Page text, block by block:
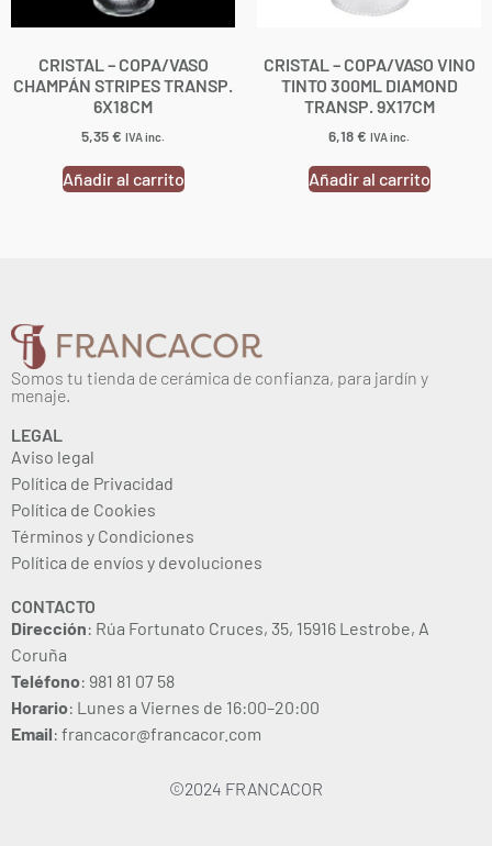
CRISTAL – COPA/VASO
CHAMPÁN STRIPES TRANSP.
6X18CM
5,35€ IVA inc.
Añadir al carrito
CRISTAL – COPA/VASO VINO
TINTO 300ML DIAMOND
TRANSP. 9X17CM
6,18€ IVA inc.
Añadir al carrito
Somos tu tienda de cerámica de confianza, para jardín y
menaje.
LEGAL
Aviso legal
Política de Privacidad
Política de Cookies
Términos y Condiciones
Política de envíos y devoluciones
CONTACTO
Dirección: Rúa Fortunato Cruces, 35, 15916 Lestrobe, A
Coruña
Teléfono: 981 81 07 58
Horario: Lunes a Viernes de 16:00–20:00
Email: francacor@francacor.com
©2024 FRANCACOR